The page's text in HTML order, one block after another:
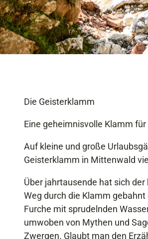
Die Geisterklamm
Eine geheimnisvolle Klamm
Auf kleine und große
Geisterklamm in Mittenwald
Über jahrtausende hat sich
Weg durch die Klamm
Furche mit sprudelnden
umwoben von Mythen und
Zwergen. Glaubt man den